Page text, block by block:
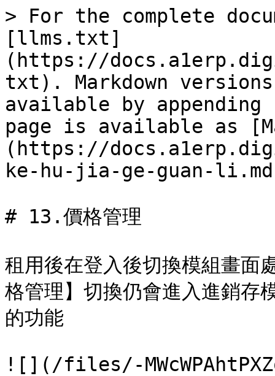
> For the complete
[llms.txt]
(https://
txt). Markdown
available by
page is available as
(https://
ke-hu-jia-ge-guan-
# 13.價格管理
租用後在登入後切換模組畫面
格管理】切換仍會進入進銷存
的功能
![](/files/-